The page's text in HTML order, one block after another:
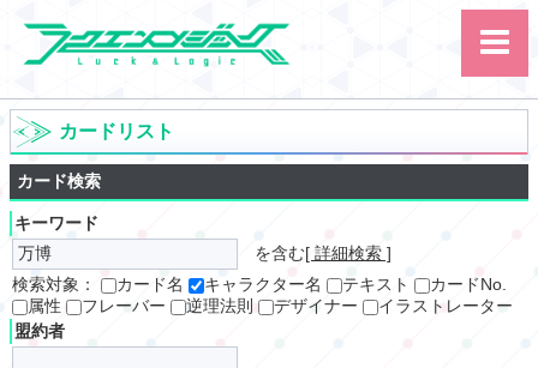
サイト内検索
カード ルール
大会
カードリスト
カード検索
キーワード
を含む[ 詳細検索 ]
検索対象：
カード名 キャラクター名 テキスト
カードNo.
属性
フレーバー 逆理法則 デザイナー
イラストレーター
盟約者